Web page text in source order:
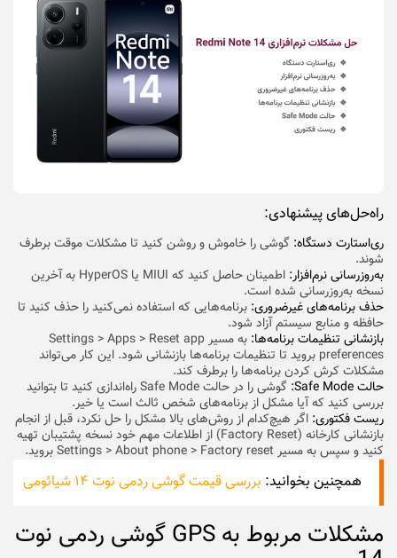
راه‌حل‌های پیشنهادی:
ری‌استارت دستگاه: گوشی را خاموش و روشن کنید تا مشکلات موقت برطرف
شوند.
به‌روزرسانی نرم‌افزار:
اطمینان حاصل کنید که MIUI یا HyperOS به آخرین
نسخه به‌روزرسانی شده است.
حذف برنامه‌های غیرضروری: برنامه‌هایی که استفاده نمی‌کنید را حذف کنید تا
حافظه و منابع سیستم آزاد شود.
بازنشانی تنظیمات برنامه‌ها:
به مسیر Settings > Apps > Reset app
preferences بروید تا تنظیمات برنامه‌ها بازنشانی شود. این کار می‌تواند
مشکلات کرش کردن برنامه‌ها را برطرف کند.
حالت Safe Mode:
گوشی را در حالت Safe Mode راه‌اندازی کنید تا بتوانید
بررسی کنید که آیا مشکل از برنامه‌های شخص ثالث است یا خیر.
ریست فکتوری: اگر هیچ‌کدام از روش‌های بالا مشکل را حل نکرد، قبل از انجام
بازنشانی کارخانه (Factory Reset) از اطلاعات مهم خود نسخه پشتیبان تهیه
کنید و سپس به مسیر Settings > About phone > Factory reset بروید.
همچنین بخوانید: بررسی قیمت گوشی ردمی نوت ۱۴ شیائومی
مشکلات مربوط به GPS گوشی ردمی نوت